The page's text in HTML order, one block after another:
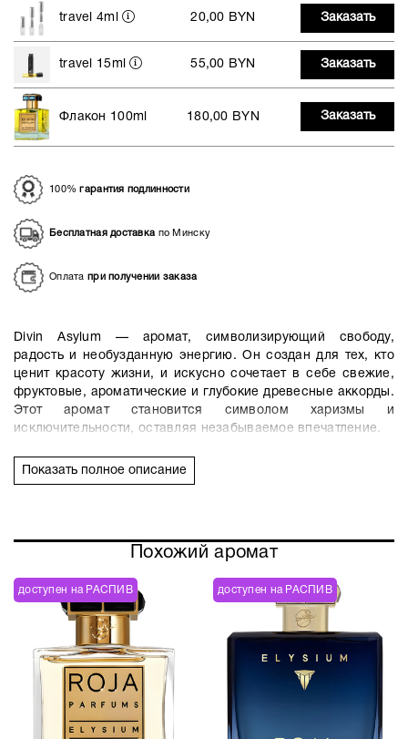
travel 4ml 20,00 BYN Заказать
travel 15ml 55,00 BYN Заказать
Флакон 100ml 180,00 BYN Заказать
100%гарантия подлинности
Бесплатная доставкапо Минску
Оплата при получении заказа
Divin Asylum — аромат, символизирующий свободу,
радость и необузданную энергию. Он создан для тех, кто
ценит красоту жизни, и искусно сочетает в себе свежие,
фруктовые, ароматические и глубокие древесные аккорды.
Этот аромат становится символом харизмы и
исключительности, оставляя незабываемое впечатление.
Аромат начинается с опьяняющего сочетания
и чувством свободы.
Сердце аромата раскрывается богатой и харизматичной
симфонией цветов и специй.Ветивер, роза, розовый
ижасмин переплетаются с
можжевельника, кипарисом, черной смородиной,
яблокомиландышем. Это аромат, балансирующий между
свежестью и роскошной элегантностью, излучающий
таинственное очарование.
Финал аромата венчают сильные и характерные ноты
Показать полное описание
Похожий аромат
доступен на РАСПИВ доступен на РАСПИВ